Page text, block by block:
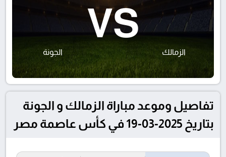
الزمالك
VS
الجونة
تفاصيل وموعد مباراة الزمالك و الجونة
بتاريخ 2025-03-19 في كأس عاصمة مصر